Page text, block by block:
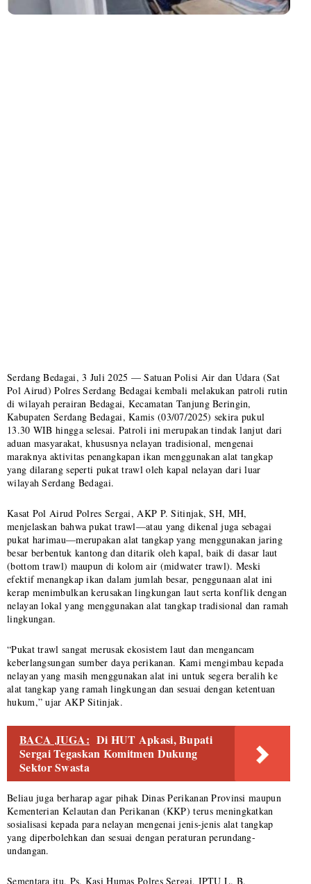
Serdang Bedagai, 3 Juli 2025 — Satuan Polisi Air dan Udara (Sat
Pol Airud) Polres Serdang Bedagai kembali melakukan patroli rutin
di wilayah perairan Bedagai, Kecamatan Tanjung Beringin,
Kabupaten Serdang Bedagai, Kamis (03/07/2025) sekira pukul
13.30 WIB hingga selesai. Patroli ini merupakan tindak lanjut dari
aduan masyarakat, khususnya nelayan tradisional, mengenai
maraknya aktivitas penangkapan ikan menggunakan alat tangkap
yang dilarang seperti pukat trawl oleh kapal nelayan dari luar
wilayah Serdang Bedagai.
Kasat Pol Airud Polres Sergai, AKP P. Sitinjak, SH, MH,
menjelaskan bahwa pukat trawl—atau yang dikenal juga sebagai
pukat harimau—merupakan alat tangkap yang menggunakan jaring
besar berbentuk kantong dan ditarik oleh kapal, baik di dasar laut
(bottom trawl) maupun di kolom air (midwater trawl). Meski
efektif menangkap ikan dalam jumlah besar, penggunaan alat ini
kerap menimbulkan kerusakan lingkungan laut serta konflik dengan
nelayan lokal yang menggunakan alat tangkap tradisional dan ramah
lingkungan.
“Pukat trawl sangat merusak ekosistem laut dan mengancam
keberlangsungan sumber daya perikanan. Kami mengimbau kepada
nelayan yang masih menggunakan alat ini untuk segera beralih ke
alat tangkap yang ramah lingkungan dan sesuai dengan ketentuan
hukum,” ujar AKP Sitinjak.
BACA JUGA: Di HUT Apkasi, Bupati
Sergai Tegaskan Komitmen Dukung
Sektor Swasta
Beliau juga berharap agar pihak Dinas Perikanan Provinsi maupun
Kementerian Kelautan dan Perikanan (KKP) terus meningkatkan
sosialisasi kepada para nelayan mengenai jenis-jenis alat tangkap
yang diperbolehkan dan sesuai dengan peraturan perundang-
undangan.
Sementara itu, Ps. Kasi Humas Polres Sergai, IPTU L. B.